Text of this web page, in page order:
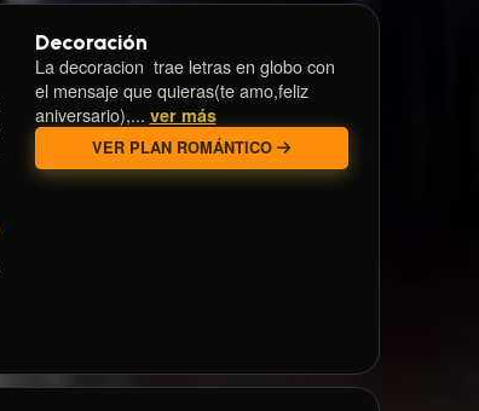
Decoración
La decoracion trae letras en globo con
el mensaje que quieras(te amo,feliz
aniversario),... ver más
VER PLAN ROMÁNTICO